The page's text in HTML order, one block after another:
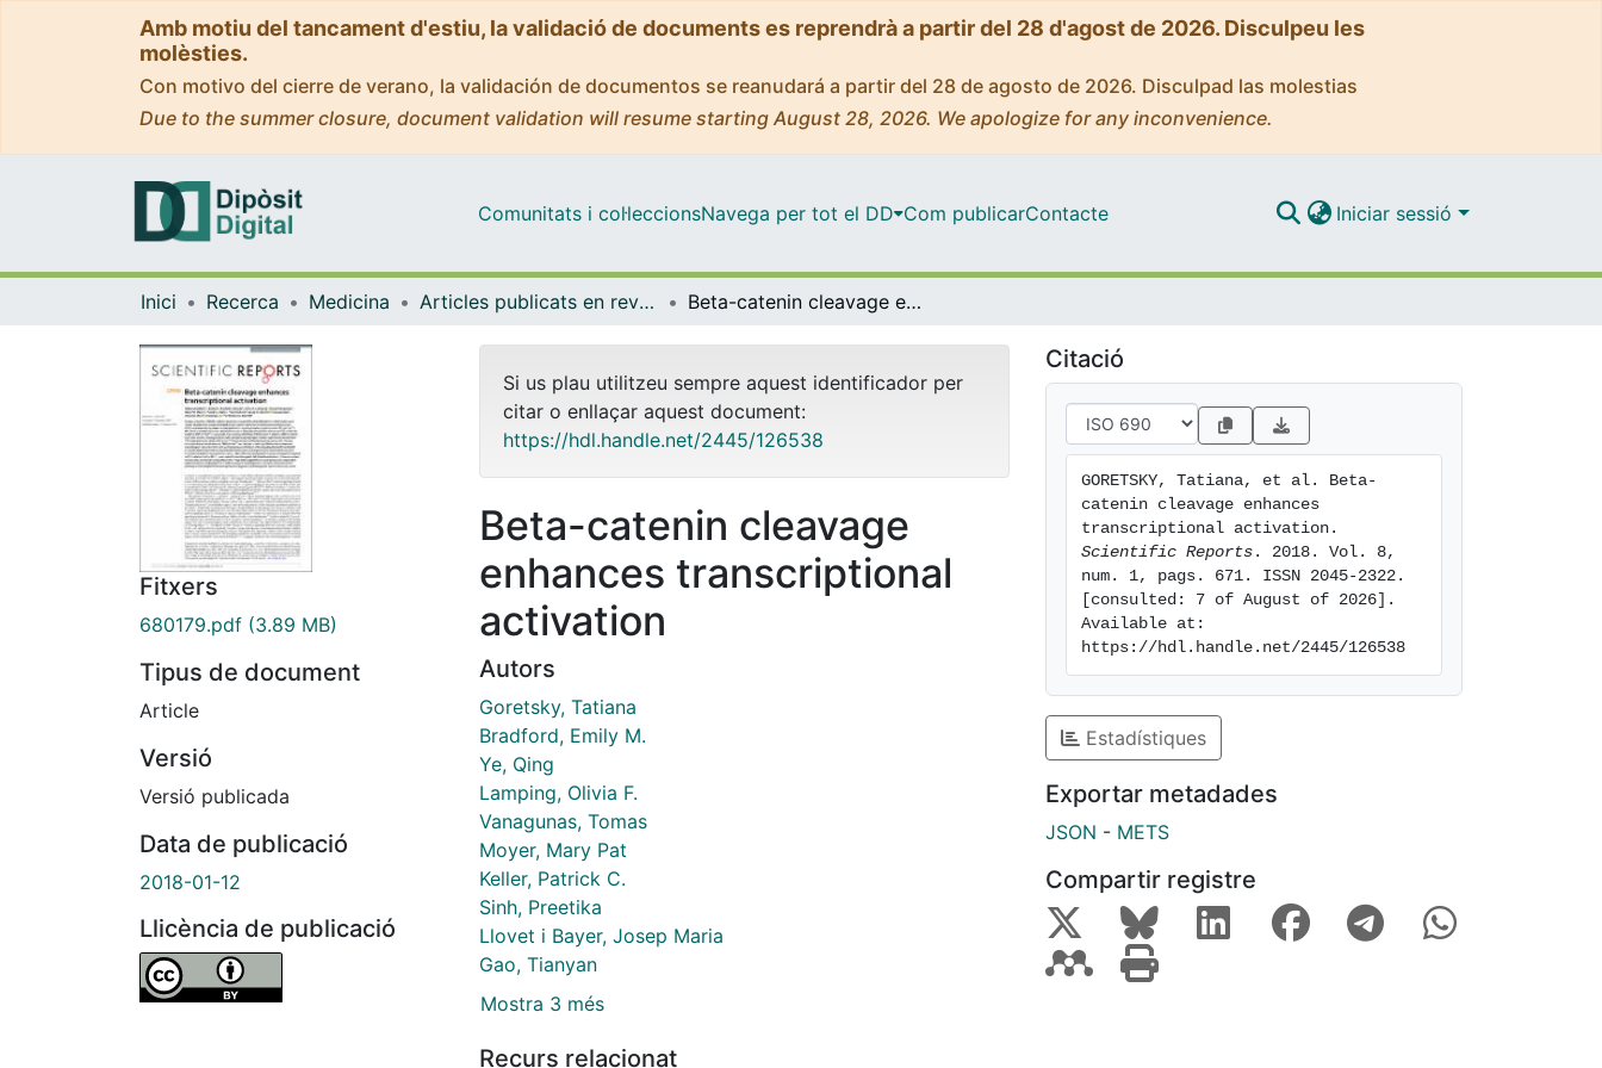
Amb motiu del tancament d'estiu, la validació de documents es reprendrà a partir del 28 d'agost de 2026. Disculpeu les
molèsties.
Con motivo del cierre de verano, la validación de documentos se reanudará a partir del 28 de agosto de 2026. Disculpad las molestias
Due to the summer closure, document validation will resume starting August 28, 2026. We apologize for any inconvenience.
Comunitats i col·leccionsNavega per tot el DD Com publicarContacte Iniciar sessió
Inici Recerca Medicina Articles publicats en revistes (Medicina) Beta-catenin cleavage enhances transcriptional activation
Fitxers
680179.pdf (3.89 MB)
Tipus de document
Article
Versió
Versió publicada
Data de publicació
2018-01-12
Llicència de publicació
Si us plau utilitzeu sempre aquest identificador per
citar o enllaçar aquest document:
https://hdl.handle.net/2445/126538
Beta-catenin cleavage
enhances transcriptional
activation
Autors
Goretsky, Tatiana
Bradford, Emily M.
Ye, Qing
Lamping, Olivia F.
Vanagunas, Tomas
Moyer, Mary Pat
Keller, Patrick C.
Sinh, Preetika
Llovet i Bayer, Josep Maria
Gao, Tianyan
Mostra 3 més
Recurs relacionat
Citació
GORETSKY, Tatiana, et al. Beta-
catenin cleavage enhances
Scientific Reports . 2018. Vol. 8,
num. 1, pags. 671. ISSN 2045-2322.
[consulted: 7 of August of 2026].
Available at:
https://hdl.handle.net/2445/126538
Estadístiques
Exportar metadades
JSON - METS
Compartir registre